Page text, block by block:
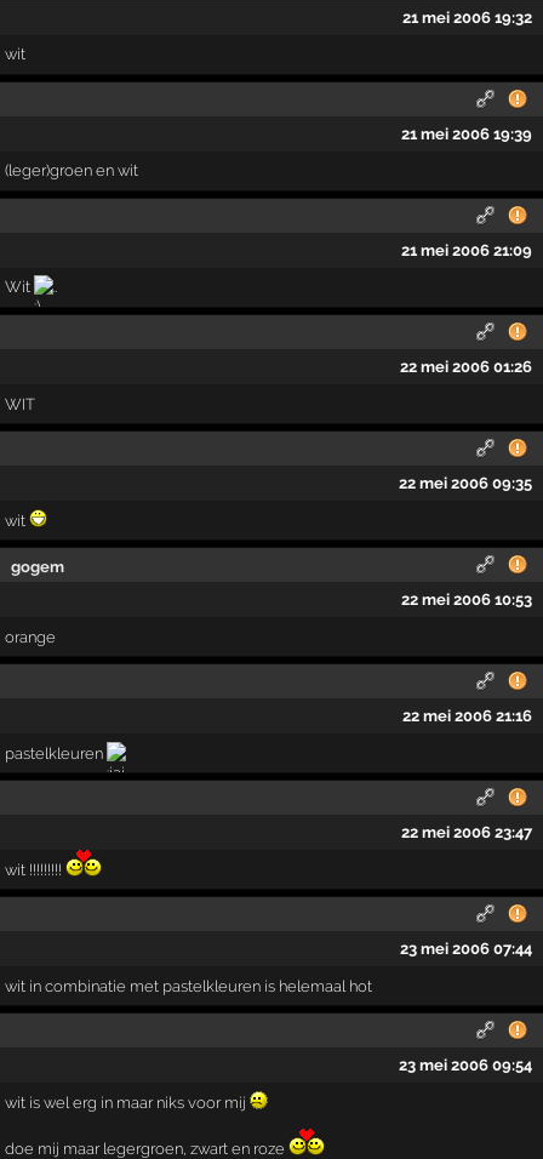
21 mei 2006 19:32
wit
21 mei 2006 19:39
(leger)groen en wit
21 mei 2006 21:09
Wit ..
22 mei 2006 01:26
WIT
22 mei 2006 09:35
wit
gogem
22 mei 2006 10:53
orange
22 mei 2006 21:16
pastelkleuren
22 mei 2006 23:47
wit !!!!!!!!!
23 mei 2006 07:44
wit in combinatie met pastelkleuren is helemaal hot
23 mei 2006 09:54
wit is wel erg in maar niks voor mij
doe mij maar legergroen, zwart en roze